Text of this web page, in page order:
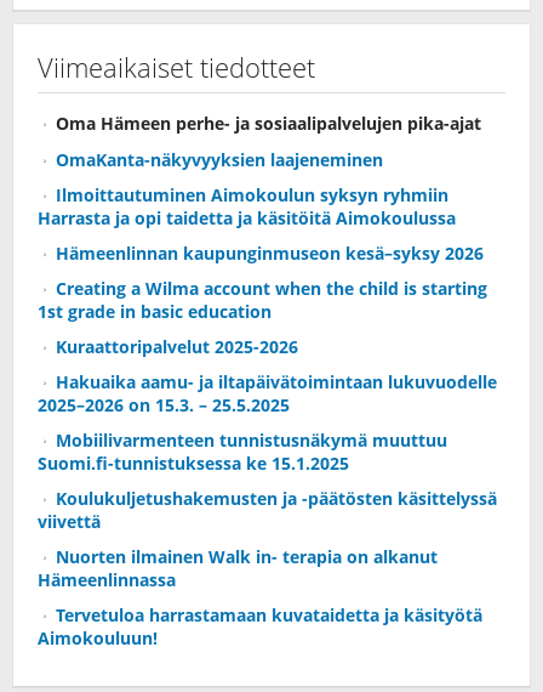
Viimeaikaiset tiedotteet
Oma Hämeen perhe- ja sosiaalipalvelujen pika-ajat
OmaKanta-näkyvyyksien laajeneminen
Ilmoittautuminen Aimokoulun syksyn ryhmiin
Harrasta ja opi taidetta ja käsitöitä Aimokoulussa
Hämeenlinnan kaupunginmuseon kesä–syksy 2026
Creating a Wilma account when the child is starting
1st grade in basic education
Kuraattoripalvelut 2025-2026
Hakuaika aamu- ja iltapäivätoimintaan lukuvuodelle
2025–2026 on 15.3. – 25.5.2025
Mobiilivarmenteen tunnistusnäkymä muuttuu
Suomi.fi-tunnistuksessa ke 15.1.2025
Koulukuljetushakemusten ja -päätösten käsittelyssä
viivettä
Nuorten ilmainen Walk in- terapia on alkanut
Hämeenlinnassa
Tervetuloa harrastamaan kuvataidetta ja käsityötä
Aimokouluun!